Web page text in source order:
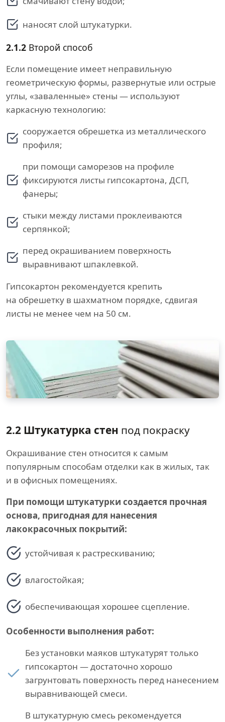
наносят слой штукатурки.
2.1.2 Второй способ
Если помещение имеет неправильную
геометрическую формы, развернутые или острые
углы, «заваленные» стены — используют
каркасную технологию:
сооружается обрешетка из металлического
профиля;
при помощи саморезов на профиле
фиксируются листы гипсокартона, ДСП,
фанеры;
стыки между листами проклеиваются
серпянкой;
перед окрашиванием поверхность
выравнивают шпаклевкой.
Гипсокартон рекомендуется крепить
на обрешетку в шахматном порядке, сдвигая
листы не менее чем на 50 см.
2.2 Штукатурка стен под покраску
Окрашивание стен относится к самым
популярным способам отделки как в жилых, так
и в офисных помещениях.
При помощи штукатурки создается прочная
основа, пригодная для нанесения
лакокрасочных покрытий:
устойчивая к растрескиванию;
влагостойкая;
обеспечивающая хорошее сцепление.
Особенности выполнения работ:
Без установки маяков штукатурят только
гипсокартон — достаточно хорошо
загрунтовать поверхность перед нанесением
выравнивающей смеси.
В штукатурную смесь рекомендуется